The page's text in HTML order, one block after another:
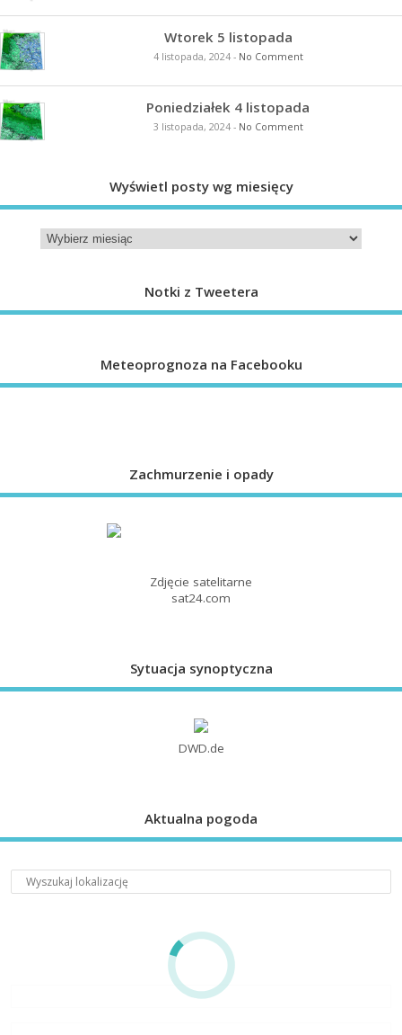
Wtorek 5 listopada
4 listopada, 2024- No Comment
Poniedziałek 4 listopada
3 listopada, 2024- No Comment
Wyświetl posty wg miesięcy
Notki z Tweetera
Meteoprognoza na Facebooku
Zachmurzenie i opady
Zdjęcie satelitarne
sat24.com
Sytuacja synoptyczna
DWD.de
Aktualna pogoda